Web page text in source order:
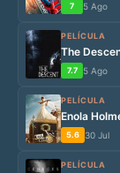
7 5 Ago
PELÍCULA
The
7.7 5 Ago
PELÍCULA
Enola
5.6 30 Jul
PELÍCULA